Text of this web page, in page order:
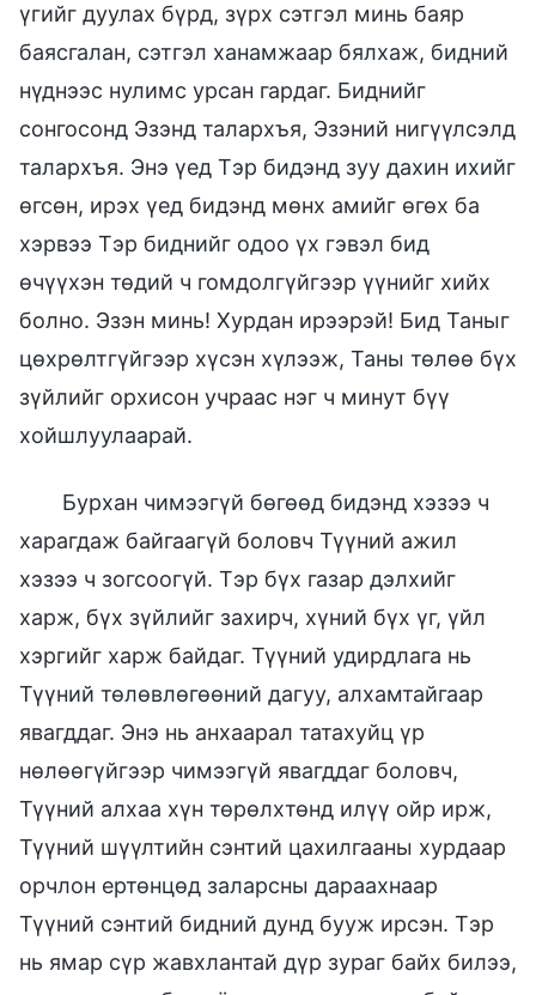
үгийг дуулах бүрд, зүрх сэтгэл минь баяр
баясгалан, сэтгэл ханамжаар бялхаж, бидний
нүднээс нулимс урсан гардаг. Биднийг
сонгосонд Эзэнд талархъя, Эзэний нигүүлсэлд
талархъя. Энэ үед Тэр бидэнд зуу дахин ихийг
өгсөн, ирэх үед бидэнд мөнх амийг өгөх ба
хэрвээ Тэр биднийг одоо үх гэвэл бид
өчүүхэн төдий ч гомдолгүйгээр үүнийг хийх
болно. Эзэн минь! Хурдан ирээрэй! Бид Таныг
цөхрөлтгүйгээр хүсэн хүлээж, Таны төлөө бүх
зүйлийг орхисон учраас нэг ч минут бүү
хойшлуулаарай.
Бурхан чимээгүй бөгөөд бидэнд хэзээ ч
харагдаж байгаагүй боловч Түүний ажил
хэзээ ч зогсоогүй. Тэр бүх газар дэлхийг
харж, бүх зүйлийг захирч, хүний бүх үг, үйл
хэргийг харж байдаг. Түүний удирдлага нь
Түүний төлөвлөгөөний дагуу, алхамтайгаар
явагддаг. Энэ нь анхаарал татахуйц үр
нөлөөгүйгээр чимээгүй явагддаг боловч,
Түүний алхаа хүн төрөлхтөнд илүү ойр ирж,
Түүний шүүлтийн сэнтий цахилгааны хурдаар
орчлон ертөнцөд заларсны дараахнаар
Түүний сэнтий бидний дунд бууж ирсэн. Тэр
нь ямар сүр жавхлантай дүр зураг байх билээ,